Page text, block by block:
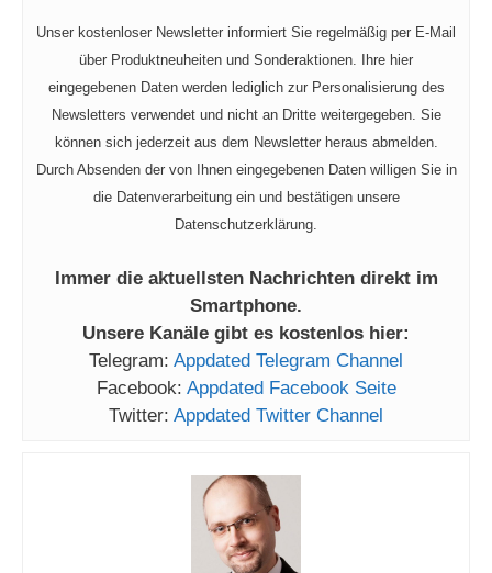
Unser kostenloser Newsletter informiert Sie regelmäßig per E-Mail
über Produktneuheiten und Sonderaktionen. Ihre hier
eingegebenen Daten werden lediglich zur Personalisierung des
Newsletters verwendet und nicht an Dritte weitergegeben. Sie
können sich jederzeit aus dem Newsletter heraus abmelden.
Durch Absenden der von Ihnen eingegebenen Daten willigen Sie in
die Datenverarbeitung ein und bestätigen unsere
Datenschutzerklärung.
Immer die aktuellsten Nachrichten direkt im
Smartphone.
Unsere Kanäle gibt es kostenlos hier:
Telegram: Appdated Telegram Channel
Facebook: Appdated Facebook Seite
Twitter: Appdated Twitter Channel